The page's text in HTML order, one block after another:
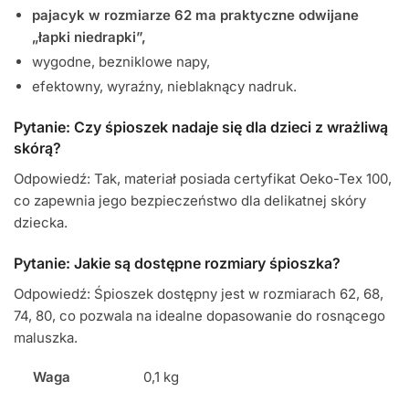
pajacyk w rozmiarze 62 ma praktyczne odwijane
„łapki niedrapki”,
wygodne, bezniklowe napy,
efektowny, wyraźny, nieblaknący nadruk.
Pytanie: Czy śpioszek nadaje się dla dzieci z wrażliwą
skórą?
Odpowiedź: Tak, materiał posiada certyfikat Oeko-Tex 100,
co zapewnia jego bezpieczeństwo dla delikatnej skóry
dziecka.
Pytanie: Jakie są dostępne rozmiary śpioszka?
Odpowiedź: Śpioszek dostępny jest w rozmiarach 62, 68,
74, 80, co pozwala na idealne dopasowanie do rosnącego
maluszka.
Waga 0,1 kg